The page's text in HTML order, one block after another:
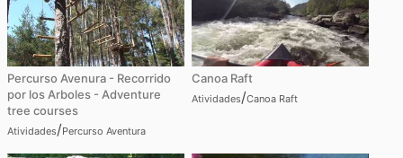
Percurso Avenura - Recorrido
por los Arboles - Adventure
tree courses
Atividades/Percurso Aventura
Canoa Raft
Atividades/Canoa Raft